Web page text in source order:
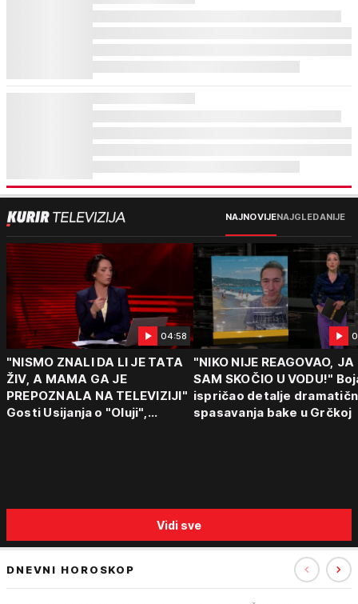
NAJNOVIJENAJGLEDANIJE
04:58
"NISMO ZNALI DA LI JE TATA
ŽIV, A MAMA GA JE
PREPOZNALA NA TELEVIZIJI"
Gosti Usijanja o "Oluji",
"NIKO NIJE REAGOVAO, JA
SAM SKOČIO U VODU!"
ispričao detalje
spasavanja bake u Grčkoj
Vidi sve
DNEVNI HOROSKOP